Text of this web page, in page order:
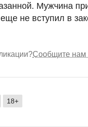
Мужчина
не вступил в
Сообщите нам
18+